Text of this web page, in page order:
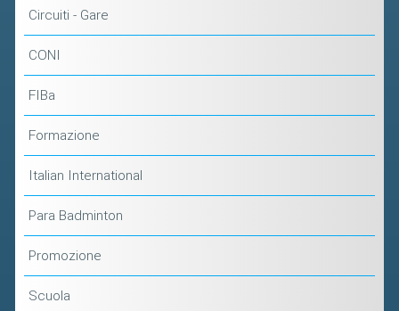
Circuiti - Gare
CONI
FIBa
Formazione
Italian International
Para Badminton
Promozione
Scuola